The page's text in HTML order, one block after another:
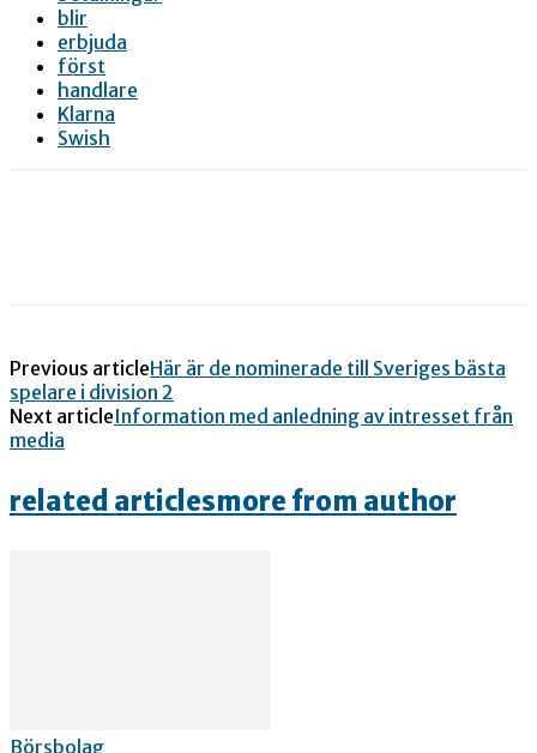
blir
erbjuda
först
handlare
Klarna
Swish
Previous articleHär är de nominerade till Sveriges bästa
spelare i division 2
Next articleInformation med anledning av intresset från
media
related articlesmore from author
Börsbolag